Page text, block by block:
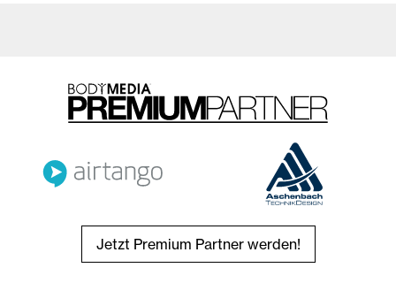
Jetzt Premium Partner werden!